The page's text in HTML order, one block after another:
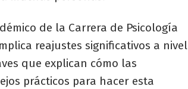
de la Carrera de Psicología
reajustes significativos a nivel
que explican cómo las
prácticos para hacer esta